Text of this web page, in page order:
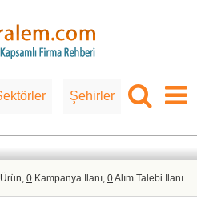
Şehirler
Ürün, 0 Kampanya İlanı, 0Alım Talebi İlanı